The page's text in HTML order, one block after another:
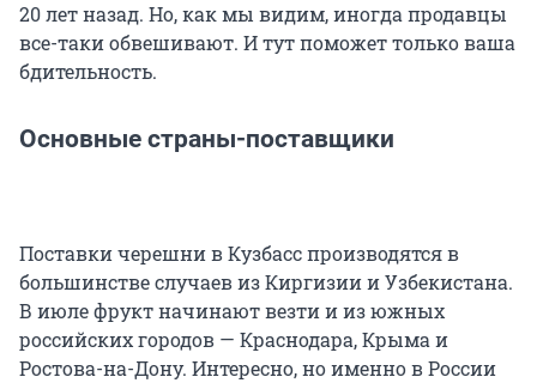
20 лет назад. Но, как мы видим, иногда продавцы
все-таки обвешивают. И тут поможет только ваша
бдительность.
Основные страны-поставщики
Поставки черешни в Кузбасс производятся в
большинстве случаев из Киргизии и Узбекистана.
В июле фрукт начинают везти и из южных
российских городов — Краснодара, Крыма и
Ростова-на-Дону. Интересно, но именно в России